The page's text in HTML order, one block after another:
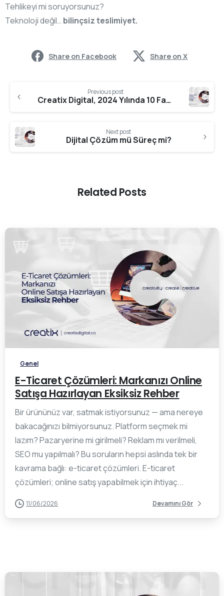
Tehlikeyi mi soruyorsunuz?
Teknoloji değil… bilinçsiz teslimiyet.
Share on Facebook Share on X
Previous post
Creatix Digital, 2024 Yılında 10 Farklı Sektörde 70 Farklı Dijital Projeyle Hizmet Verdi!
Next post
Dijital Çözüm mü Süreç mi?
Related Posts
Genel
E-Ticaret Çözümleri: Markanızı Online
Satışa Hazırlayan Eksiksiz Rehber
Bir ürününüz var, satmak istiyorsunuz — ama nereye
bakacağınızı bilmiyorsunuz. Platform seçmek mi
lazım? Pazaryerine mi girilmeli? Reklam mı verilmeli,
SEO mu yapılmalı? Bu soruların hepsi aslında tek bir
kavrama bağlı: e-ticaret çözümleri. E-ticaret
çözümleri; online satış yapabilmek için ihtiyaç...
11/06/2026 Devamını Gör